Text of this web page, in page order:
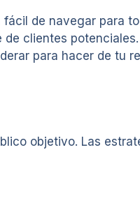
de navegar para
clientes
para hacer de tu
objetivo. Las